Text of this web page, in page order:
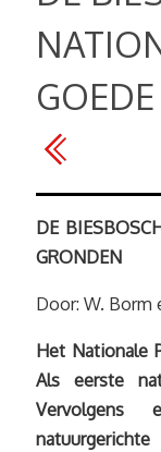
DE
GRONDEN
Door: W. Borm
Het Nationale
Als eerste
Vervolgens